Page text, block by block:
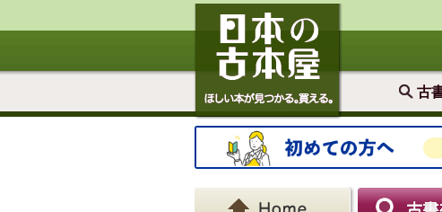
古